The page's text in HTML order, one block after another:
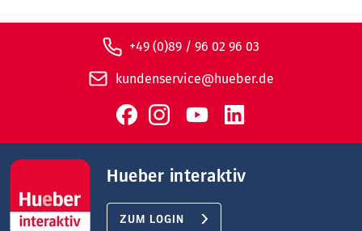
+49 (0)89 / 96 02 96 03
kundenservice@hueber.de
Hueber interaktiv
ZUM LOGIN